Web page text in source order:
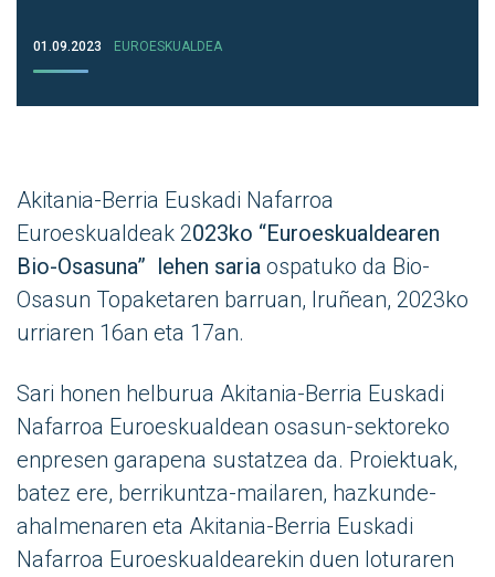
01.09.2023 EUROESKUALDEA
Akitania-Berria Euskadi Nafarroa
Euroeskualdeak 2023ko “Euroeskualdearen
Bio-Osasuna” lehen saria ospatuko da Bio-
Osasun Topaketaren barruan, Iruñean, 2023ko
urriaren 16an eta 17an.
Sari honen helburua Akitania-Berria Euskadi
Nafarroa Euroeskualdean osasun-sektoreko
enpresen garapena sustatzea da. Proiektuak,
batez ere, berrikuntza-mailaren, hazkunde-
ahalmenaren eta Akitania-Berria Euskadi
Nafarroa Euroeskualdearekin duen loturaren